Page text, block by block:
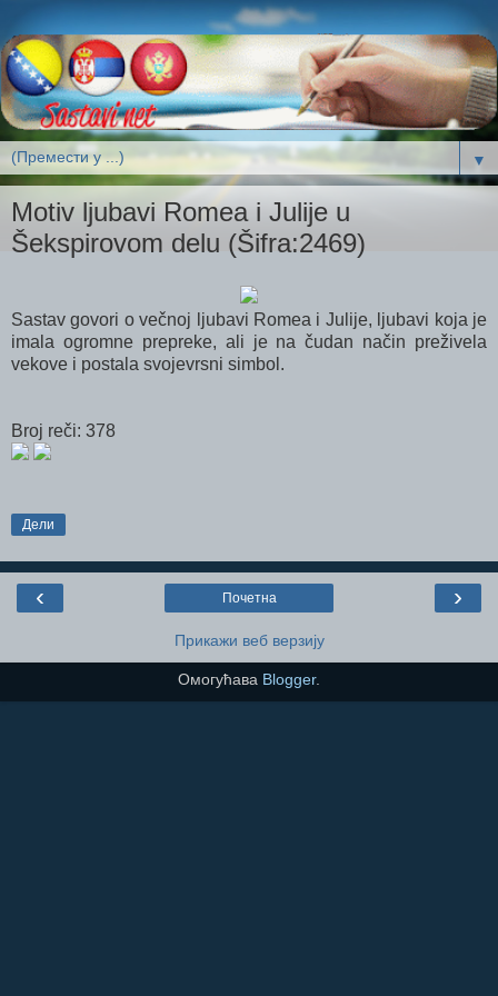
▼
Motiv ljubavi Romea i Julije u
Šekspirovom delu (Šifra:2469)
Sastav govori o večnoj ljubavi Romea i Julije, ljubavi koja je
imala ogromne prepreke, ali je na čudan način preživela
vekove i postala svojevrsni simbol.
Broj reči: 378
Дели
‹ ›
Почетна
Прикажи веб верзију
Омогућава Blogger.